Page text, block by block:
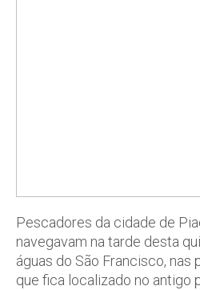
Pescadores da cidade de
navegavam na tarde desta
águas do São Francisco, nas
que fica localizado no antigo